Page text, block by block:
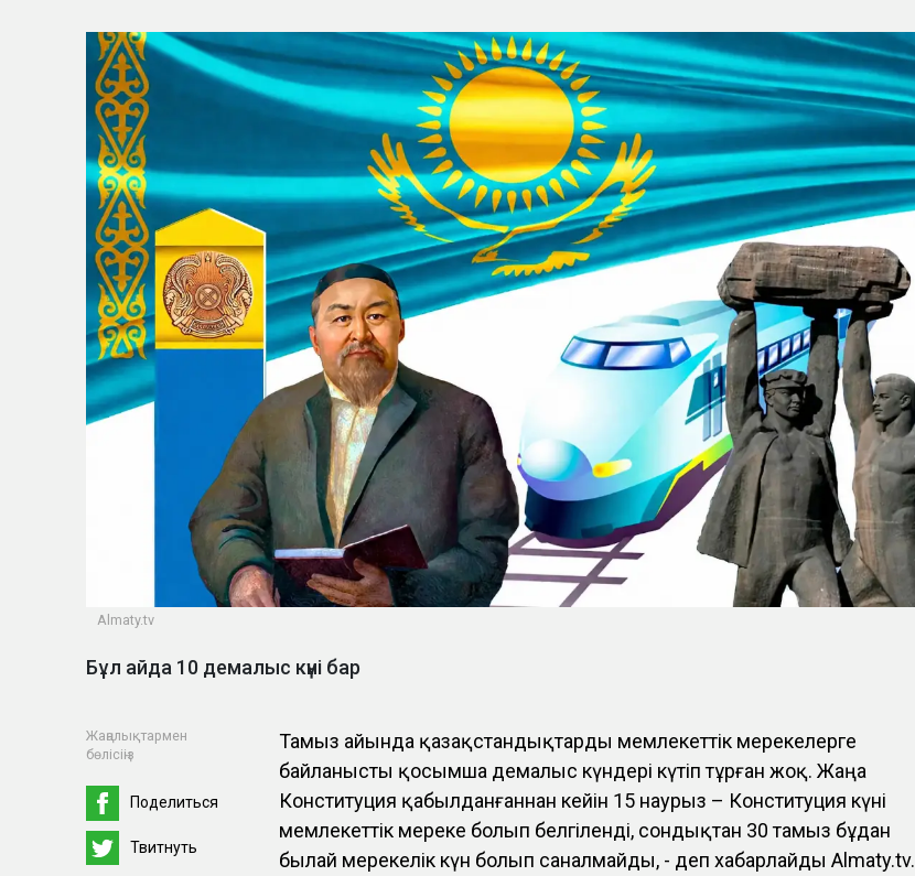
Almaty.tv
Бұл айда 10 демалыс күні бар
Жаңалықтармен
бөлісіңіз
Поделиться
Твитнуть
Тамыз айында қазақстандықтарды мемлекеттік мерекелерге
байланысты қосымша демалыс күндері күтіп тұрған жоқ. Жаңа
Конституция қабылданғаннан кейін 15 наурыз – Конституция күні
мемлекеттік мереке болып белгіленді, сондықтан 30 тамыз бұдан
былай мерекелік күн болып саналмайды, - деп хабарлайды Almaty.tv.